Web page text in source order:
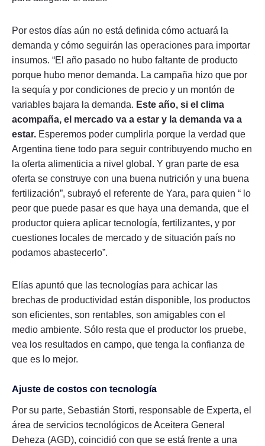
Por estos días aún no está definida cómo actuará la
demanda y cómo seguirán las operaciones para importar
insumos. “El año pasado no hubo faltante de producto
porque hubo menor demanda. La campaña hizo que por
la sequía y por condiciones de precio y un montón de
variables bajara la demanda. Este año, si el clima
acompaña, el mercado va a estar y la demanda va a
estar. Esperemos poder cumplirla porque la verdad que
Argentina tiene todo para seguir contribuyendo mucho en
la oferta alimenticia a nivel global. Y gran parte de esa
oferta se construye con una buena nutrición y una buena
fertilización”, subrayó el referente de Yara, para quien “ lo
peor que puede pasar es que haya una demanda, que el
productor quiera aplicar tecnología, fertilizantes, y por
cuestiones locales de mercado y de situación país no
podamos abastecerlo”.
Elías apuntó que las tecnologías para achicar las
brechas de productividad están disponible, los productos
son eficientes, son rentables, son amigables con el
medio ambiente. Sólo resta que el productor los pruebe,
vea los resultados en campo, que tenga la confianza de
que es lo mejor.
Ajuste de costos con tecnología
Por su parte, Sebastián Storti, responsable de Experta, el
área de servicios tecnológicos de Aceitera General
Deheza (AGD), coincidió con que se está frente a una